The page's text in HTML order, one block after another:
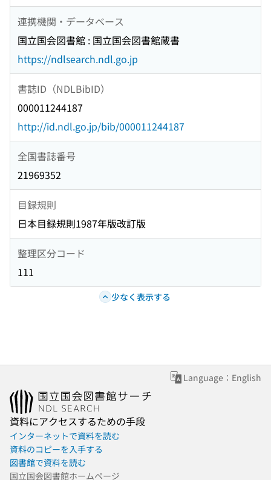
連携機関・データベース
国立国会図書館 : 国立国会図書館蔵書
https://ndlsearch.ndl.go.jp
書誌ID（NDLBibID）
000011244187
http://id.ndl.go.jp/bib/000011244187
全国書誌番号
21969352
目録規則
日本目録規則1987年版改訂版
整理区分コード
111
少なく表示する
Language：English
資料にアクセスするための手段
インターネットで資料を読む
資料のコピーを入手する
図書館で資料を読む
国立国会図書館ホームページ